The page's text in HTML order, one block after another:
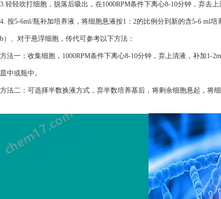
3.轻轻吹打细胞，脱落后吸出，在1000RPM条件下离心8-10分钟，弃去
4. 按5-6ml/瓶补加培养液，将细胞悬液按1：2的比例分到新的含5-6 ml培
b）、对于悬浮细胞，传代可参考以下方法：
方法一：收集细胞，1000RPM条件下离心8-10分钟，弃上清液，补加1-
皿中或瓶中。
方法二：可选择半数换液方式，弃半数培养基后，将剩余细胞悬起，将